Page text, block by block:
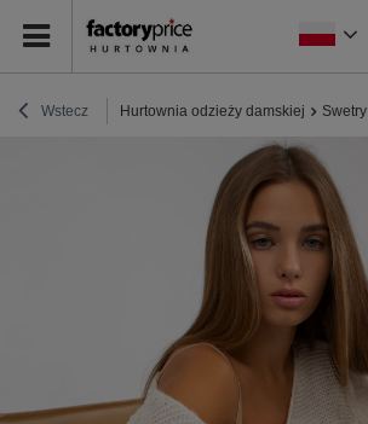
Wstecz Hurtownia odzieży damskiej Swetry